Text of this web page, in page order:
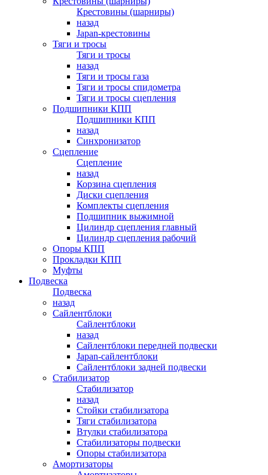
Крестовины (шарниры)
назад
Japan-крестовины
Тяги и тросы
Тяги и тросы
назад
Тяги и тросы газа
Тяги и тросы спидометра
Тяги и тросы сцепления
Подшипники КПП
Подшипники КПП
назад
Синхронизатор
Сцепление
Сцепление
назад
Корзина сцепления
Диски сцепления
Комплекты сцепления
Подшипник выжимной
Цилиндр сцепления главный
Цилиндр сцепления рабочий
Опоры КПП
Прокладки КПП
Муфты
Подвеска
Подвеска
назад
Сайлентблоки
Сайлентблоки
назад
Сайлентблоки передней подвески
Japan-сайлентблоки
Сайлентблоки задней подвески
Стабилизатор
Стабилизатор
назад
Стойки стабилизатора
Тяги стабилизатора
Втулки стабилизатора
Стабилизаторы подвески
Опоры стабилизатора
Амортизаторы